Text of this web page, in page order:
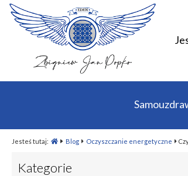
Jesteś tutaj: Blog Oczyszczanie energetyczne
Kategorie